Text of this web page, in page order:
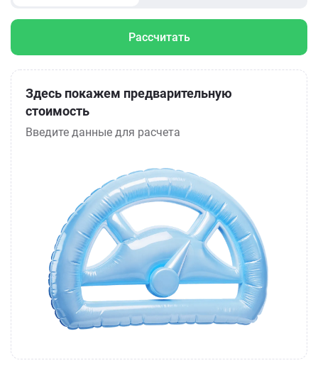
Рассчитать
Здесь покажем предварительную
стоимость
Введите данные для расчета